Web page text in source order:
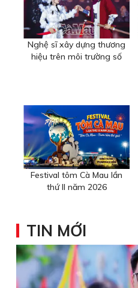
Nghệ sĩ xây dựng thương
hiệu trên môi trường số
Festival tôm Cà Mau lần
thứ II năm 2026
TIN MỚI